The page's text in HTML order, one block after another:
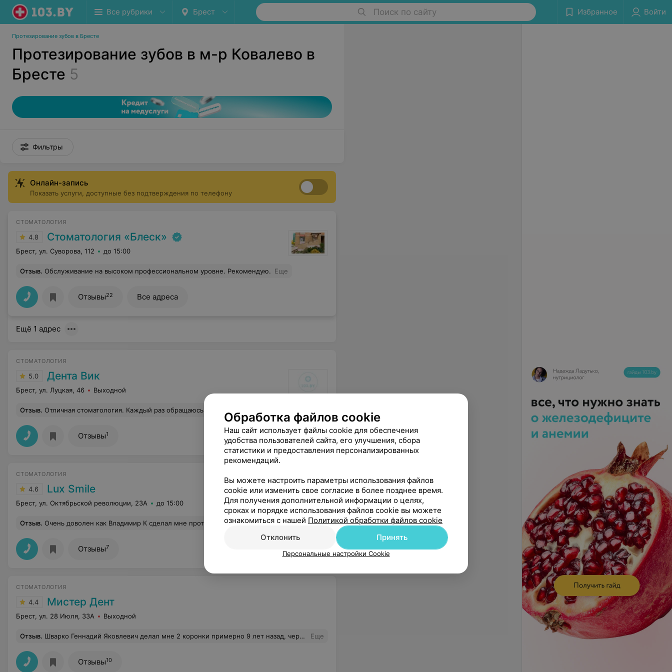
Все рубрики Брест Поиск по сайту Избранное Войти
Протезирование зубов в Бресте
Протезирование зубов в м-р Ковалево в
Бресте 5
Фильтры
Онлайн-запись
Показать услуги, доступные без подтверждения по телефону
СТОМАТОЛОГИЯ
4.8 Стоматология «Блеск»
Брест, ул. Суворова, 112 до 15:00
Отзыв. Обслуживание на высоком профессиональном уровне. Рекомендую. Еще
Отзывы22 Все адреса
Ещё 1 адрес
СТОМАТОЛОГИЯ
5.0 Дента Вик
Брест, ул. Луцкая, 46 Выходной
Отзыв. Отличная стоматология. Каждый раз обращаюсь и ненарадуюсь.
Отзывы1
СТОМАТОЛОГИЯ
4.6 Lux Smile
Брест, ул. Октябрьской революции, 23А до 15:00
Отзыв. Очень доволен как Владимир К сделал мне протезы,не смотря на сложность конфигурации Еще
Отзывы7
СТОМАТОЛОГИЯ
4.4 Мистер Дент
Брест, ул. 28 Июля, 33А Выходной
Отзыв. Шварко Геннадий Яковлевич делал мне 2 коронки примерно 9 лет назад, через 2-3 года после этого из десны под одной из коронок начал идти гной. На вопрос, что происходит, он посоветовал полоскания шалфеем. Закончилось это всё установкой импланта, хирург Ушаткин В.В. (стоматологическая п-ка №2), глядя на снимок, сказал, что причина в том, что коронка расколола корень зуба, что и привёло к образованию свища. Со второй коронкой всё ок до сих пор, но от первой осадочек остался. Еще
Отзывы10
Обработка файлов cookie
Наш сайт использует файлы cookie для обеспечения
удобства пользователей сайта, его улучшения, сбора
статистики и предоставления персонализированных
рекомендаций.
Вы можете настроить параметры использования файлов
cookie или изменить свое согласие в более позднее время.
Для получения дополнительной информации о целях,
сроках и порядке использования файлов cookie вы можете
ознакомиться с нашей Политикой обработки файлов cookie
Отклонить
Принять
Персональные настройки Cookie